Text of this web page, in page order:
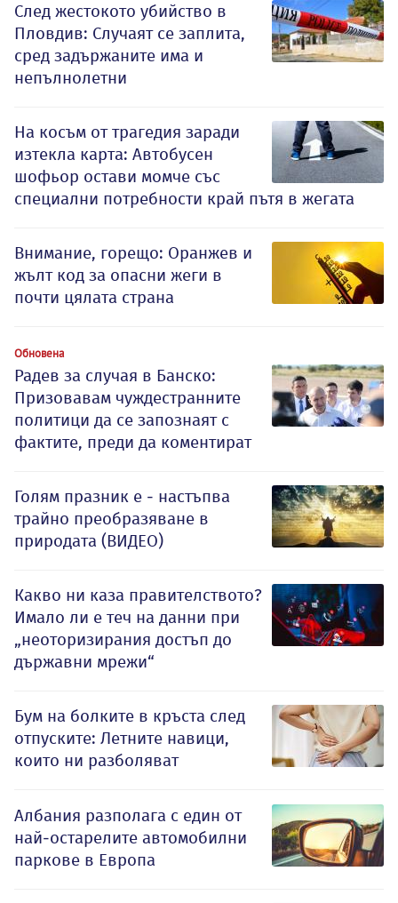
След жестокото убийство в
Пловдив: Случаят се заплита,
сред задържаните има и
непълнолетни
На косъм от трагедия заради
изтекла карта: Автобусен
шофьор остави момче със
специални потребности край пътя в жегата
Внимание, горещо: Оранжев и
жълт код за опасни жеги в
почти цялата страна
Обновена
Радев за случая в Банско:
Призовавам чуждестранните
политици да се запознаят с
фактите, преди да коментират
Голям празник е - настъпва
трайно преобразяване в
природата (ВИДЕО)
Какво ни каза правителството?
Имало ли е теч на данни при
„неоторизирания достъп до
държавни мрежи“
Бум на болките в кръста след
отпуските: Летните навици,
които ни разболяват
Албания разполага с един от
най-остарелите автомобилни
паркове в Европа